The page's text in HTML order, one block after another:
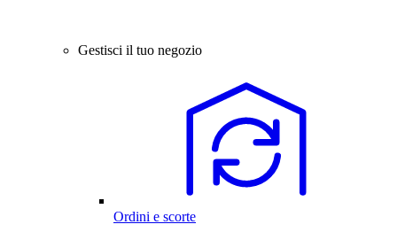
Gestisci il tuo negozio
Ordini e scorte